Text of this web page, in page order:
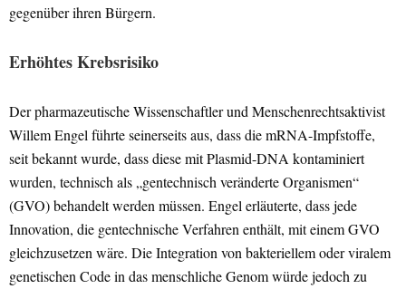
gegenüber ihren Bürgern.
Erhöhtes Krebsrisiko
Der pharmazeutische Wissenschaftler und Menschenrechtsaktivist
Willem Engel führte seinerseits aus, dass die mRNA-Impfstoffe,
seit bekannt wurde, dass diese mit Plasmid-DNA kontaminiert
wurden, technisch als „gentechnisch veränderte Organismen“
(GVO) behandelt werden müssen. Engel erläuterte, dass jede
Innovation, die gentechnische Verfahren enthält, mit einem GVO
gleichzusetzen wäre. Die Integration von bakteriellem oder viralem
genetischen Code in das menschliche Genom würde jedoch zu